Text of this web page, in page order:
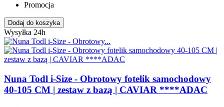
Promocja
Dodaj do koszyka
Wysyłka 24h
Nuna Todl i-Size - Obrotowy fotelik samochodowy
40-105 CM | zestaw z bazą | CAVIAR ****ADAC